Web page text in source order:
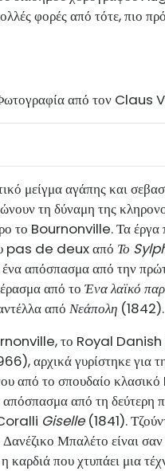
φορές από τότε, πιο
από τον
μείγμα αγάπης και
τη δύναμη της
το Bournonville. Τα έργα
pas de deux από Το
απόσπασμα από την
από το Ένα λαϊκό
από Νεάπολη (1842).
το Royal
αρχικά γυρίστηκε για
από το σπουδαίο
από τη δεύτερη
Giselle(1841).
Μπαλέτο είναι
καρδιά που χτυπάει μια